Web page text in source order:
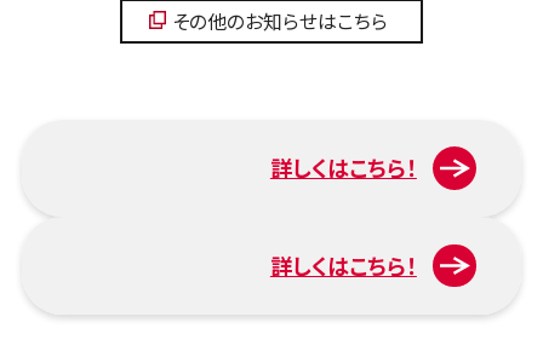
その他のお知らせはこちら
詳しくはこちら！
詳しくはこちら！